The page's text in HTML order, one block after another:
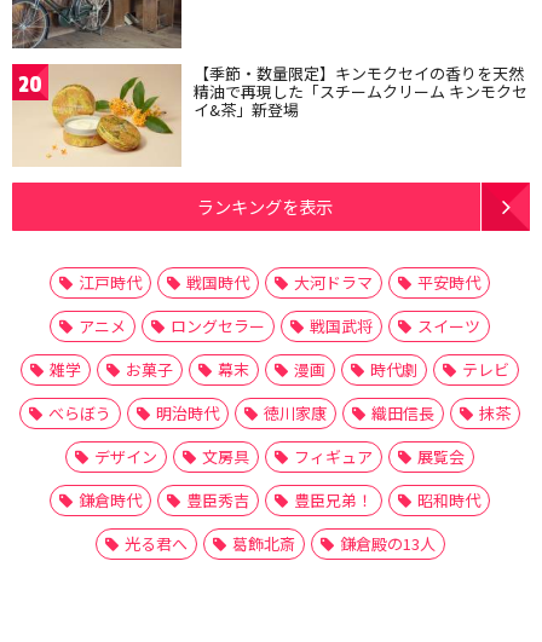
20 【季節・数量限定】キンモクセイの香りを天然
精油で再現した「スチームクリーム キンモクセ
イ&茶」新登場
ランキングを表示
江戸時代 戦国時代 大河ドラマ
平安時代
アニメ
ロングセラー 戦国武将
スイーツ
雑学
お菓子 幕末 漫画 時代劇
テレビ
べらぼう
明治時代 徳川家康 織田信長
抹茶
デザイン
文房具 フィギュア
展覧会
鎌倉時代
豊臣秀吉 豊臣兄弟！
昭和時代
光る君へ
葛飾北斎 鎌倉殿の13人